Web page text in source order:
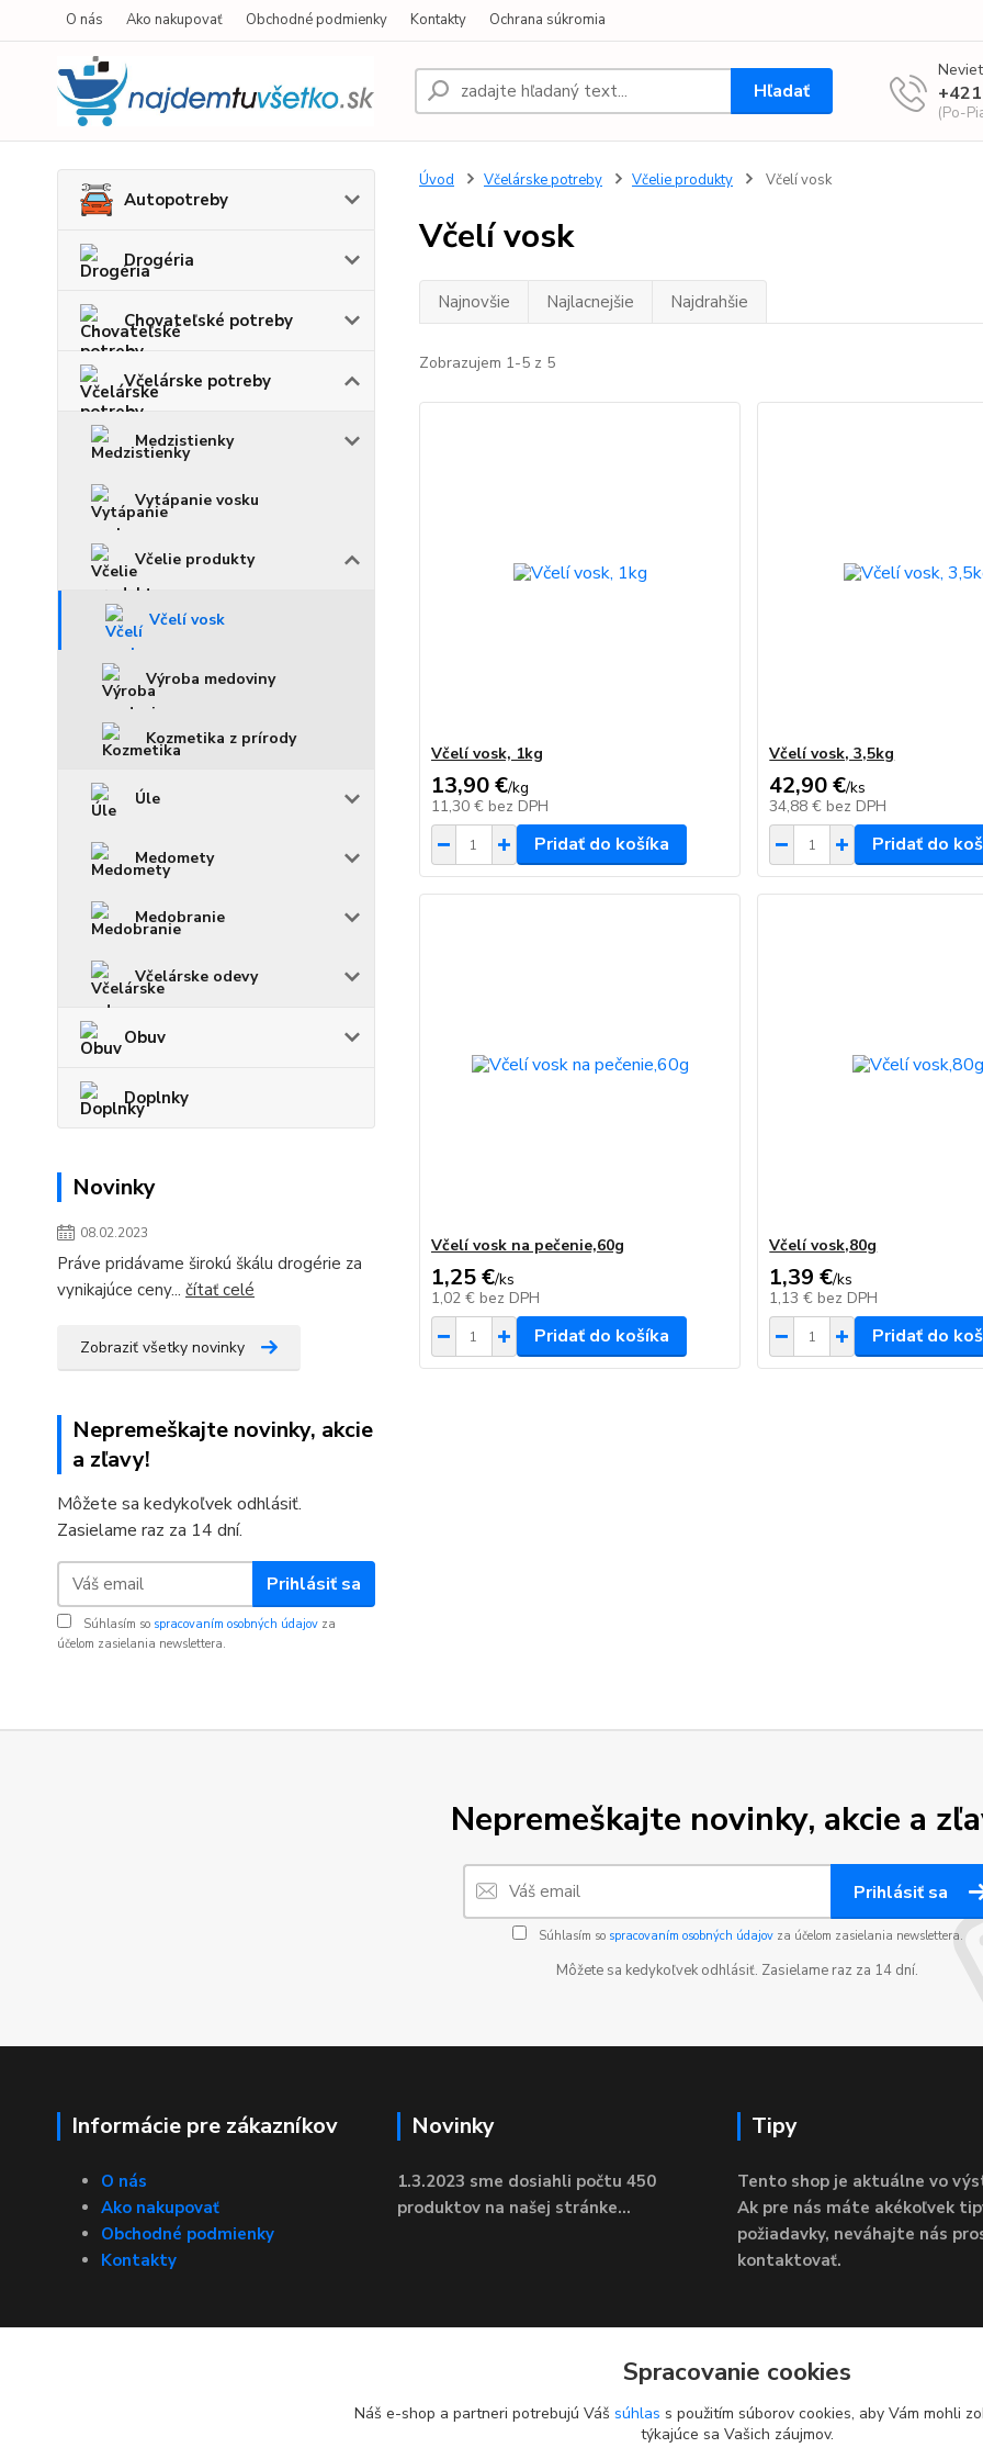
O nás Ako nakupovať Obchodné podmienky Kontakty Ochrana súkromia
Hľadať
(Po-
Autopotreby
Drogéria
Chovateľské potreby
Včelárske potreby
Medzistienky
Vytápanie vosku
Včelie produkty
Včelí vosk
Výroba medoviny
Kozmetika z prírody
Úle
Medomety
Medobranie
Včelárske odevy
Obuv
Doplnky
Novinky
08.02.2023
Práve pridávame širokú škálu drogérie za
vynikajúce ceny... čítať celé
Zobraziť všetky novinky
Nepremeškajte novinky, akcie
a zľavy!
Môžete sa kedykoľvek odhlásiť.
Zasielame raz za 14 dní.
Prihlásiť sa
Súhlasím so spracovaním osobných údajov za
účelom zasielania newslettera.
Úvod Včelárske potreby Včelie produkty Včelí vosk
Včelí vosk
Najnovšie Najlacnejšie Najdrahšie
Zobrazujem 1-5 z 5
Včelí vosk, 1kg
13,90 €/kg
11,30 € bez DPH
Pridať do košíka
Včelí vosk, 3,5kg
42,90 €/ks
34,88 € bez DPH
Pridať do
Včelí vosk na pečenie,60g
1,25 €/ks
1,02 € bez DPH
Pridať do košíka
Včelí vosk,80g
1,39 €/ks
1,13 € bez DPH
Pridať do
Nepremeškajte novinky, akcie a
Prihlásiť sa
Súhlasím so spracovaním osobných údajovza účelom zasielania newslettera.
Môžete sa kedykoľvek odhlásiť. Zasielame raz za 14 dní.
Informácie pre zákazníkov
O nás
Ako nakupovať
Obchodné podmienky
Kontakty
Novinky
1.3.2023 sme dosiahli počtu 450
produktov na našej stránke...
Tipy
Tento shop je aktuálne vo
Ak pre nás máte akékoľvek
požiadavky, neváhajte nás
kontaktovať.
Spracovanie cookies
Náš e-shop a partneri potrebujú Váš súhlas s použitím súborov cookies, aby Vám mohli
týkajúce sa Vašich záujmov.